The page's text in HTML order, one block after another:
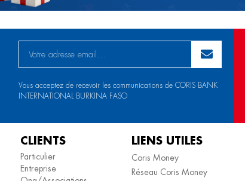
Vous acceptez de recevoir les communications de CORIS BANK
INTERNATIONAL BURKINA FASO
CLIENTS
Particulier
Entreprise
LIENS UTILES
Coris Money
Réseau Coris Money